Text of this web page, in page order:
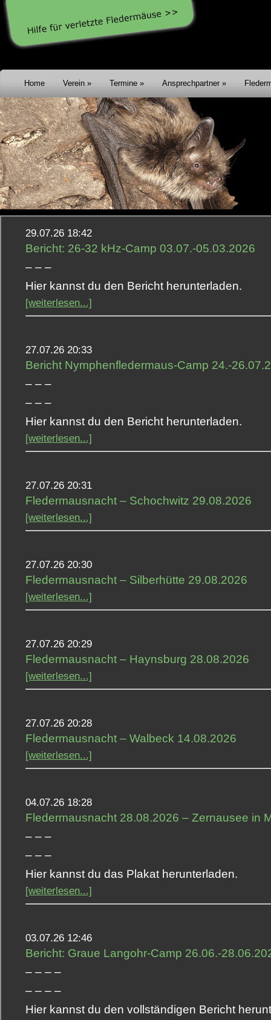
Home Verein Termine Ansprechpartner
29.07.26 18:42
Bericht: 26-32 kHz-Camp 03.07.-05.03.2026
– – –
Hier kannst du den Bericht herunterladen.
[weiterlesen...]
27.07.26 20:33
Bericht Nymphenfledermaus-Camp 24.-
– – –
– – –
Hier kannst du den Bericht herunterladen.
[weiterlesen...]
27.07.26 20:31
Fledermausnacht – Schochwitz 29.08.2026
[weiterlesen...]
27.07.26 20:30
Fledermausnacht – Silberhütte 29.08.2026
[weiterlesen...]
27.07.26 20:29
Fledermausnacht – Haynsburg 28.08.2026
[weiterlesen...]
27.07.26 20:28
Fledermausnacht – Walbeck 14.08.2026
[weiterlesen...]
04.07.26 18:28
Fledermausnacht 28.08.2026 – Zernausee in
– – –
– – –
Hier kannst du das Plakat herunterladen.
[weiterlesen...]
03.07.26 12:46
Bericht: Graue Langohr-Camp 26.06.-
– – – –
– – – –
Hier kannst du den vollständigen Bericht